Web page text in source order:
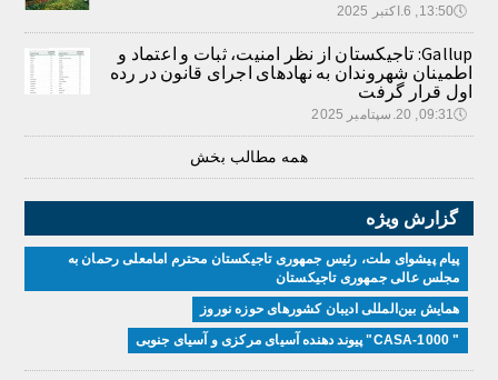
🕔13:50, 6.اکتبر 2025
Gallup: تاجیکستان از نظر امنیت، ثبات و اعتماد و
اطمینان شهروندان به نهادهای اجرای قانون در رده
اول قرار گرفت
🕔09:31, 20.سپتامبر 2025
همه مطالب بخش
گزارش ویژه
پیام پیشوای ملت، رئیس جمهوری تاجیکستان محترم امامعلی رحمان به
مجلس عالی جمهوری تاجیکستان
همایش بین‌المللی ادیبان کشور‌های حوزه نوروز
" CASA-1000" پیوند دهنده آسیای مرکزی و آسیای جنوبی